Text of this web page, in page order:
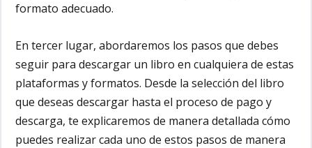
formato adecuado.
Entercer lugar, abordaremos los pasos que debes
seguir para descargar un libro en cualquiera de estas
plataformas y formatos. Desde la selección del libro
que deseas descargar hasta el proceso de pago y
descarga, te explicaremos de manera detallada cómo
puedes realizar cada uno de estos pasos de manera